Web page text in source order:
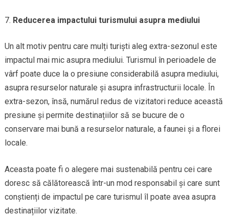
Reducerea impactului turismului asupra mediului
Un alt motiv pentru care mulți turiști aleg extra-sezonul este
impactul mai mic asupra mediului. Turismul în perioadele de
vârf poate duce la o presiune considerabilă asupra mediului,
asupra resurselor naturale și asupra infrastructurii locale. În
extra-sezon, însă, numărul redus de vizitatori reduce această
presiune și permite destinațiilor să se bucure de o
conservare mai bună a resurselor naturale, a faunei și a florei
locale.
Aceasta poate fi o alegere mai sustenabilă pentru cei care
doresc să călătorească într-un mod responsabil și care sunt
conștienți de impactul pe care turismul îl poate avea asupra
destinațiilor vizitate.